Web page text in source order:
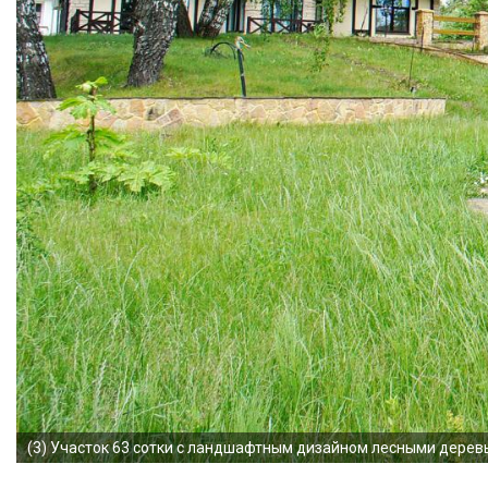
(3)Участок 63 сотки с ландшафтным дизайном лесными